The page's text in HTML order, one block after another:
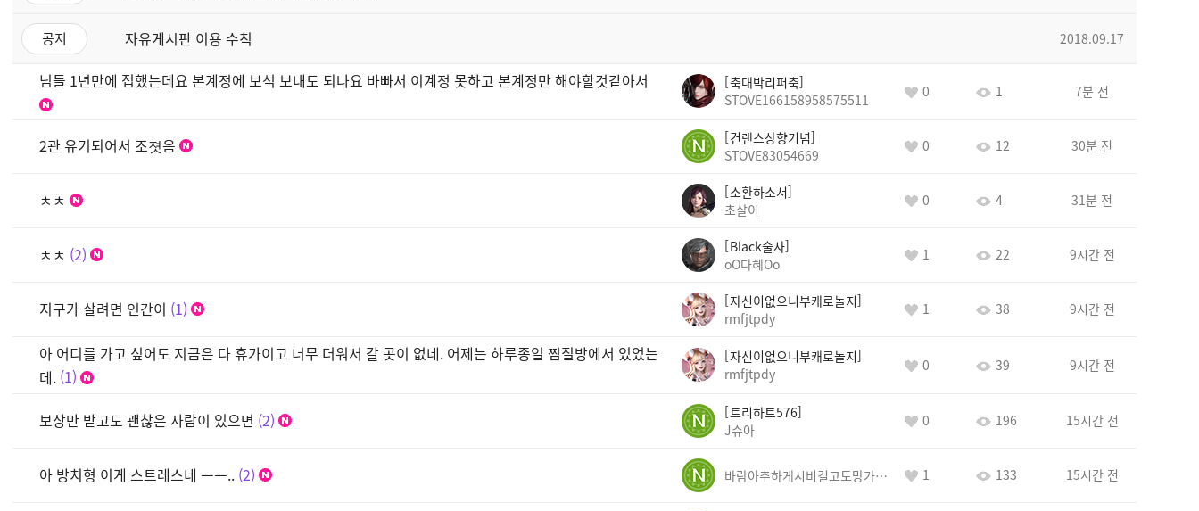
공지 자유게시판 이용 수칙 2018.09.17
님들 1년만에 접했는데요 본계정에 보석 보내도 되나요 바빠서 이계정 못하고 본계정만 해야할것같아서
축대박리퍼축
STOVE166158958575511
0 1 7분 전
2관 유기되어서 조졋음
건랜스상향기념
STOVE83054669
0 12 30분 전
ㅊㅊ
소환하소서
초살이
0 4 31분 전
ㅊㅊ 2
Black술사
oO다혜Oo
1 22 9시간 전
지구가 살려면 인간이 1
자신이없으니부캐로놀지
rmfjtpdy
1 38 9시간 전
아 어디를 가고 싶어도 지금은 다 휴가이고 너무 더워서 갈 곳이 없네. 어제는 하루종일 찜질방에서 있었는
데. 1
자신이없으니부캐로놀지
rmfjtpdy
0 39 9시간 전
보상만 받고도 괜찮은 사람이 있으면 2
트리하트576
J슈아
0 196 15시간 전
아 방치형 이게 스트레스네 ㅡㅡ.. 2 바람아추하게시비걸고도망가냐당당하게글써 1 133 15시간 전